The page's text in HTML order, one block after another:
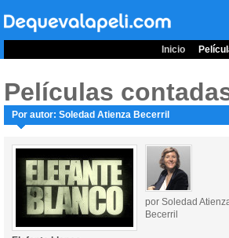
Inicio
Películas
Por autor: Soledad Atienza Becerril
por Soledad
Becerril